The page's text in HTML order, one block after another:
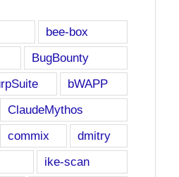
bee-box
BugBounty
bWAPP
ClaudeMythos
commix
dmitry
ike-scan